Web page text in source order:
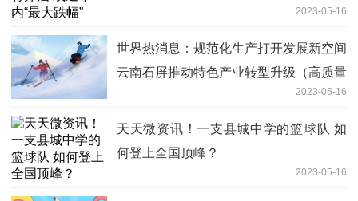
2023-05-16
世界热消息：规范化生产打开发展新空间
云南石屏推动特色产业转型升级（高质量
2023-05-16
天天微资讯！一支县城中学的篮球队 如
何登上全国顶峰？
2023-05-16